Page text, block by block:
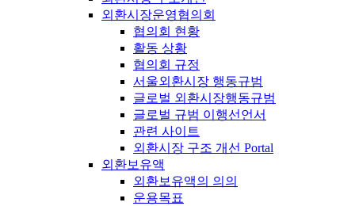
외환시장운영협의회
협의회 현황
활동 상황
협의회 규정
서울외환시장 행동규범
글로벌 외환시장행동규범
글로벌 규범 이행선언서
관련 사이트
외환시장 구조 개선 Portal
외환보유액
외환보유액의 의의
운용목표